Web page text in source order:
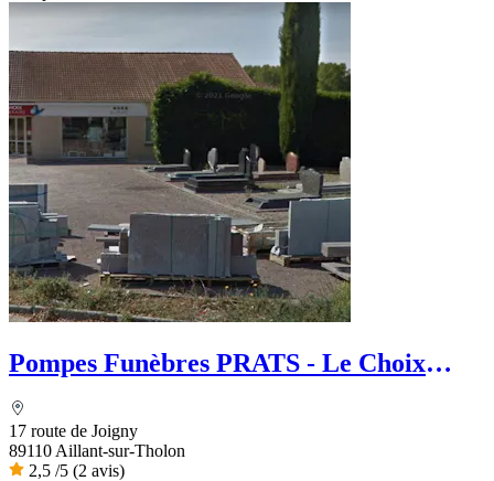
Pompes Funèbres PRATS - Le Choix
17 route de Joigny
89110 Aillant-sur-Tholon
2,5 /5 (2 avis)